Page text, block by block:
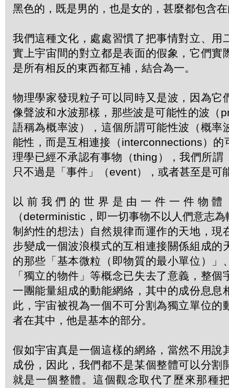
黑色的，既是男的，也是女的，甚麼都包含
我們這種文化，處處習慣了把事情對立、用
實上宇宙間的對立都是表面的假象，它們實
是所有相反的東西都互補，結合為一。
物理學家發現粒子可以同時又是波，因為它
像聲波和水波那樣，那些波是可能性的波（
語稱為概率波），這個所謂可能性波（概率
能性，而是互相連接（interconnections）的
理學已經不承認有事物（thing），我們所謂
只不過是「事件」（event），或者甚至是可
以前我們的世界是由一件一件物體
（deterministic，即一切事物不以人們意志
制約性的想法）自然規律而運作的天地，現
步變成一個波浪模式的互相連接關係組成的
的那些「基本微粒（即物質的最小單位）」
「獨立的物件」等概念已失去了意義，整個
一團能量組成的動能網絡，其中的成份息息
此，宇宙被視為一個不可分割為獨立單位的
者在其中，他是基本的部分。
假如宇宙真是一個這樣的網絡，當然不用說
成份，因此，我們都不是某個整體可以分割
就是一個整體。這個觀念取代了歷來那種